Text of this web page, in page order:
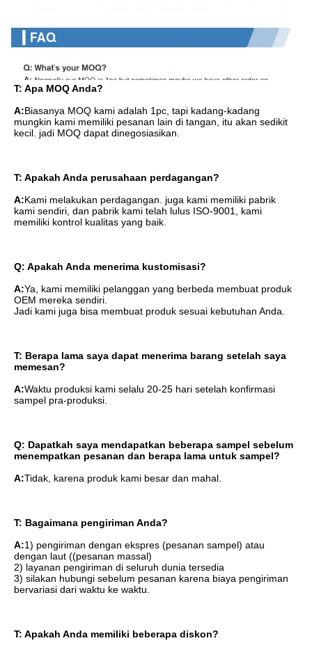
T: Apa MOQ Anda?
A:Biasanya MOQ kami adalah 1pc, tapi kadang-kadang
mungkin kami memiliki pesanan lain di tangan, itu akan sedikit
kecil. jadi MOQ dapat dinegosiasikan.
T: Apakah Anda perusahaan perdagangan?
A:Kami melakukan perdagangan. juga kami memiliki pabrik
kami sendiri, dan pabrik kami telah lulus ISO-9001, kami
memiliki kontrol kualitas yang baik.
Q: Apakah Anda menerima kustomisasi?
A:Ya, kami memiliki pelanggan yang berbeda membuat produk
OEM mereka sendiri.
Jadi kami juga bisa membuat produk sesuai kebutuhan Anda.
T: Berapa lama saya dapat menerima barang setelah saya
memesan?
A:Waktu produksi kami selalu 20-25 hari setelah konfirmasi
sampel pra-produksi.
Q: Dapatkah saya mendapatkan beberapa sampel sebelum
menempatkan pesanan dan berapa lama untuk sampel?
A:Tidak, karena produk kami besar dan mahal.
T: Bagaimana pengiriman Anda?
A:1) pengiriman dengan ekspres (pesanan sampel) atau
dengan laut ((pesanan massal)
2) layanan pengiriman di seluruh dunia tersedia
3) silakan hubungi sebelum pesanan karena biaya pengiriman
bervariasi dari waktu ke waktu.
T: Apakah Anda memiliki beberapa diskon?